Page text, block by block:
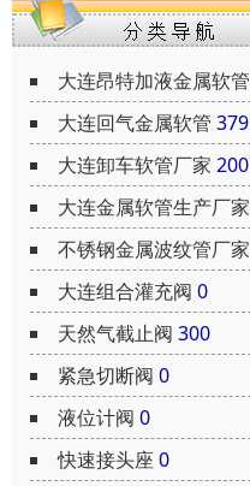
大连昂特加液金属软管
大连回气金属软管 379
大连卸车软管厂家 200
大连金属软管生产厂家
不锈钢金属波纹管厂家
大连组合灌充阀 0
天然气截止阀 300
紧急切断阀 0
液位计阀 0
快速接头座 0